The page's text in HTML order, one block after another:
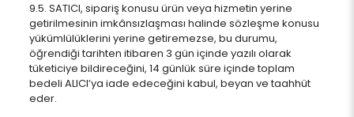
9.5. SATICI, sipariş konusu ürün veya hizmetin yerine
getirilmesinin imkânsızlaşması halinde sözleşme konusu
yükümlülüklerini yerine getiremezse, bu durumu,
öğrendiği tarihten itibaren 3 gün içinde yazılı olarak
tüketiciye bildireceğini, 14 günlük süre içinde toplam
bedeli ALICI’ya iade edeceğini kabul, beyan ve taahhüt
eder.